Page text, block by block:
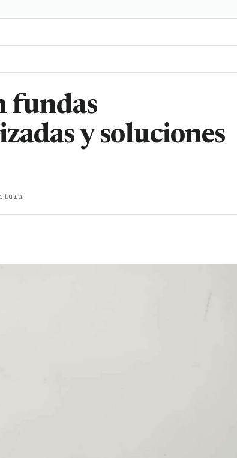
fundas
y soluciones